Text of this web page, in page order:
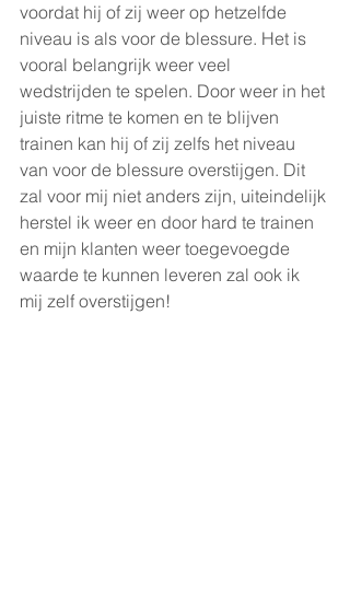
voordat hij of zij weer op hetzelfde
niveau is als voor de blessure. Het is
vooral belangrijk weer veel
wedstrijden te spelen. Door weer in het
juiste ritme te komen en te blijven
trainen kan hij of zij zelfs het niveau
van voor de blessure overstijgen. Dit
zal voor mij niet anders zijn, uiteindelijk
herstel ik weer en door hard te trainen
en mijn klanten weer toegevoegde
waarde te kunnen leveren zal ook ik
mij zelf overstijgen!